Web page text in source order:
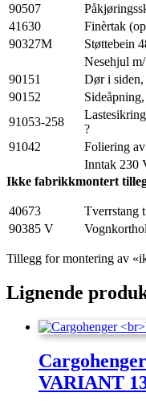
90507
41630
Finèrtak
90327M
Støttebein
Nesehjul
90151
Dør i siden,
90152
91053-258
?
91042
Foliering
Inntak 230
Ikke fabrikkmontert
40673
Tverrstang
90385 V
Tillegg for montering av
Lignende
Cargohenger
VARIANT